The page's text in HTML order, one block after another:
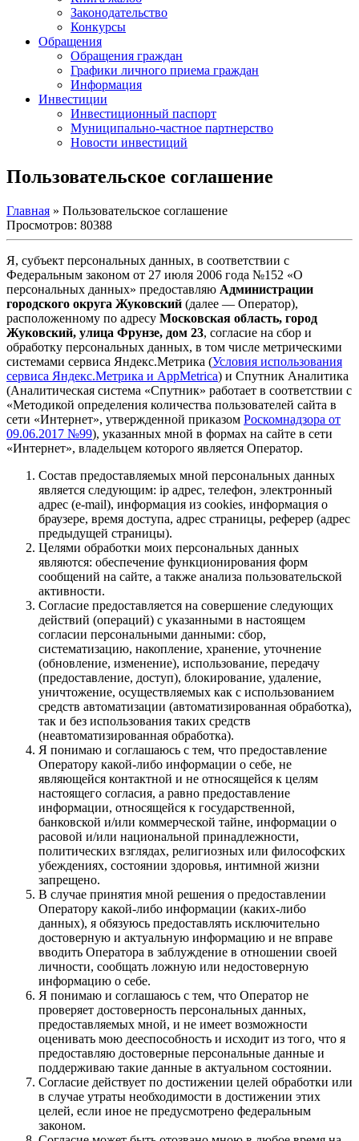
Законодательство
Конкурсы
Обращения
Обращения граждан
Графики личного приема граждан
Информация
Инвестиции
Инвестиционный паспорт
Муниципально-частное партнерство
Новости инвестиций
Пользовательское соглашение
Главная » Пользовательское соглашение
Просмотров: 80388
Я, субъект персональных данных, в соответствии с
Федеральным законом от 27 июля 2006 года №152 «О
персональных данных» предоставляю Администрации
городского округа Жуковский (далее — Оператор),
расположенному по адресу Московская область, город
Жуковский, улица Фрунзе, дом 23, согласие на сбор и
обработку персональных данных, в том числе метрическими
системами сервиса Яндекс.Метрика (Условия использования
сервиса Яндекс.Метрика и AppMetrica) и Спутник Аналитика
(Аналитическая система «Спутник» работает в соответствии с
«Методикой определения количества пользователей сайта в
сети «Интернет», утвержденной приказом Роскомнадзора от
09.06.2017 №99), указанных мной в формах на сайте в сети
«Интернет», владельцем которого является Оператор.
Состав предоставляемых мной персональных данных
является следующим: ip адрес, телефон, электронный
адрес (e-mail), информация из cookies, информация о
браузере, время доступа, адрес страницы, реферер (адрес
предыдущей страницы).
Целями обработки моих персональных данных
являются: обеспечение функционирования форм
сообщений на сайте, а также анализа пользовательской
активности.
Согласие предоставляется на совершение следующих
действий (операций) с указанными в настоящем
согласии персональными данными: сбор,
систематизацию, накопление, хранение, уточнение
(обновление, изменение), использование, передачу
(предоставление, доступ), блокирование, удаление,
уничтожение, осуществляемых как с использованием
средств автоматизации (автоматизированная обработка),
так и без использования таких средств
(неавтоматизированная обработка).
Я понимаю и соглашаюсь с тем, что предоставление
Оператору какой-либо информации о себе, не
являющейся контактной и не относящейся к целям
настоящего согласия, а равно предоставление
информации, относящейся к государственной,
банковской и/или коммерческой тайне, информации о
расовой и/или национальной принадлежности,
политических взглядах, религиозных или философских
убеждениях, состоянии здоровья, интимной жизни
запрещено.
В случае принятия мной решения о предоставлении
Оператору какой-либо информации (каких-либо
данных), я обязуюсь предоставлять исключительно
достоверную и актуальную информацию и не вправе
вводить Оператора в заблуждение в отношении своей
личности, сообщать ложную или недостоверную
информацию о себе.
Я понимаю и соглашаюсь с тем, что Оператор не
проверяет достоверность персональных данных,
предоставляемых мной, и не имеет возможности
оценивать мою дееспособность и исходит из того, что я
предоставляю достоверные персональные данные и
поддерживаю такие данные в актуальном состоянии.
Согласие действует по достижении целей обработки или
в случае утраты необходимости в достижении этих
целей, если иное не предусмотрено федеральным
законом.